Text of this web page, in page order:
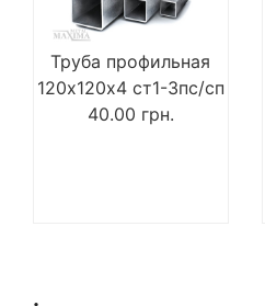
Труба профильная
120х120х4 ст1-3пс/сп
40.00 грн.